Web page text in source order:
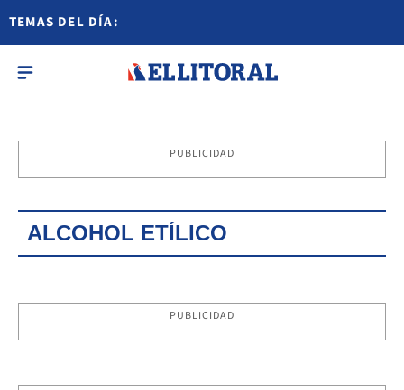
TEMAS DEL DÍA:
PUBLICIDAD
ALCOHOL ETÍLICO
PUBLICIDAD